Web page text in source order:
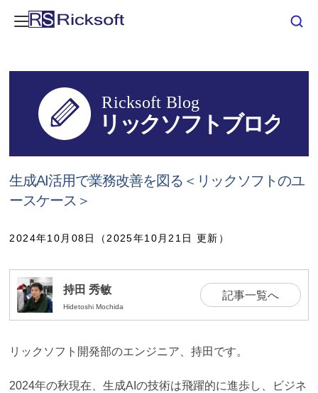
生成AI活用で業務改善を図る＜リックソフトのユ
ースケース＞
2024年10月08日（2025年10月21日 更新）
持田 秀敏
Hidetoshi Mochida
記事一覧へ
リックソフト開発部のエンジニア、持田です。
2024年の秋現在、生成AIの技術は飛躍的に進歩し、ビジネ